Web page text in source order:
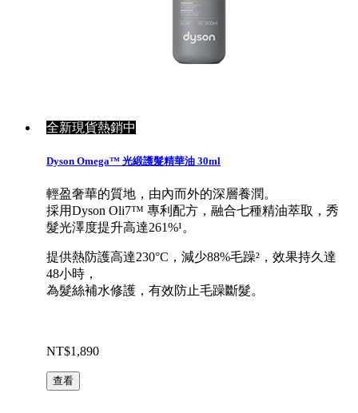
全新現貨熱銷中
Dyson Omega™ 光緞護髮精華油 30ml
輕盈奢華的質地，由內而外的深層養潤。
採用Dyson Oli7™ 專利配方，融合七種精油萃取，秀
髮光澤度提升高達261%¹。
提供熱防護高達230°C，減少88%毛躁²，效果持久達
48小時，
為髮絲補水修護，有效防止毛躁斷髮。
NT$1,890
查看